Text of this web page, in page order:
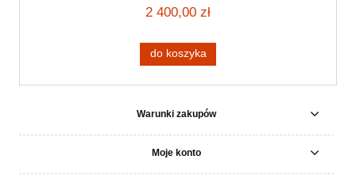
2 400,00 zł
do koszyka
Warunki zakupów
Moje konto